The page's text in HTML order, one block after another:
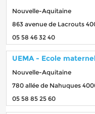
Nouvelle-Aquitaine
863 avenue de Lacrouts
05 58 46 32 40
UEMA - Ecole
Nouvelle-Aquitaine
780 allée de Nahuques
05 58 85 25 60